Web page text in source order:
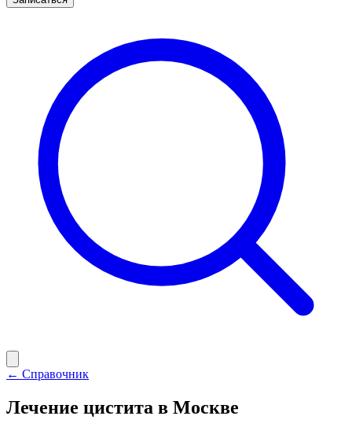
← Справочник
Лечение цистита в Москве